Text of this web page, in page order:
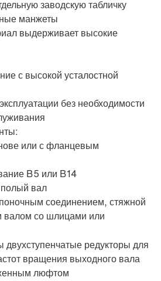
заводскую табличку
манжеты
выдерживает высокие
с высокой усталостной
без необходимости
или с фланцевым
B5 или B14
вал
соединением, стяжной
со шлицами или
двухступенчатые редукторы для
вращения выходного вала
люфтом